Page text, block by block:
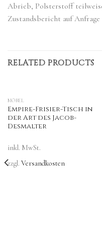
Abrieb, Polsterstoff
Zustandsbericht auf Anfrage
RELATED PRODUCTS
MÖBEL
Empire-Frisier-Tisch in
der Art des Jacob-
Desmalter
inkl. MwSt.
zzgl. Versandkosten